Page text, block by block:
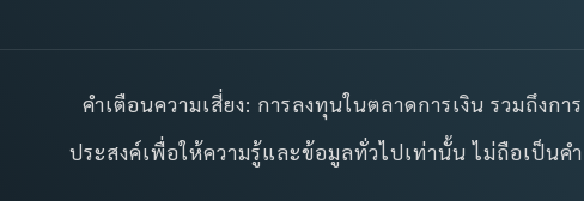
คำเตือนความเสี่ยง: การลงทุนในตลาดการเงิน รวมถึง
ประสงค์เพื่อให้ความรู้และข้อมูลทั่วไปเท่านั้น ไม่ถือเป็น